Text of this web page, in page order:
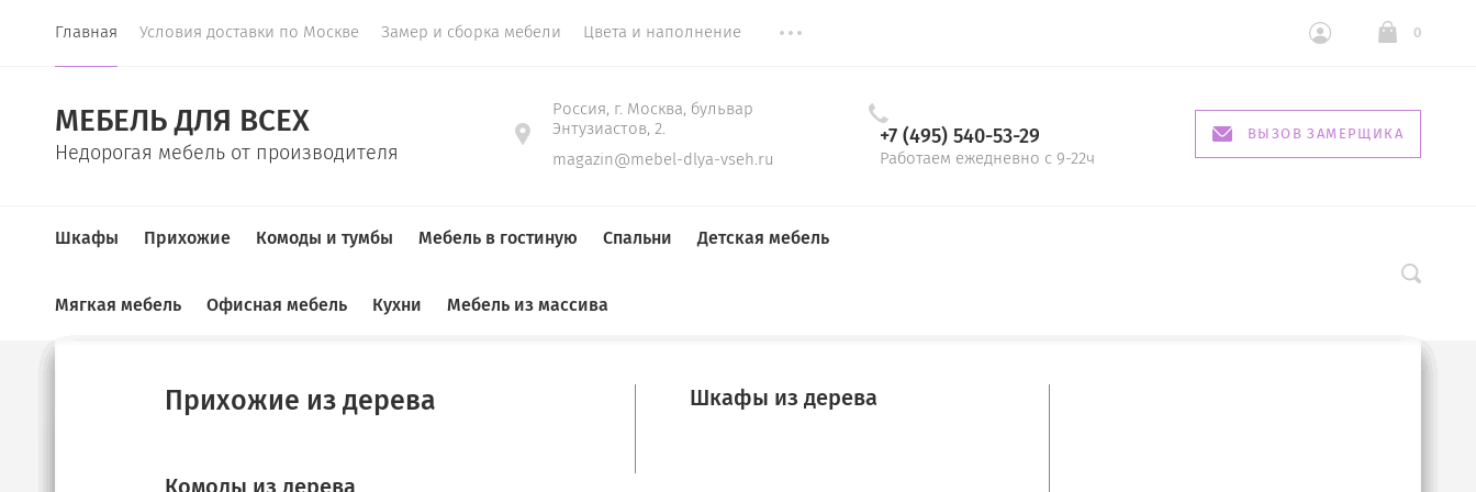
Главная Условия доставки по Москве Замер и сборка мебели Цвета и наполнение 0
МЕБЕЛЬ ДЛЯ ВСЕХ
Недорогая мебель от производителя
Россия, г. Москва, бульвар
Энтузиастов, 2.
magazin@mebel-dlya-vseh.ru
+7 (495) 540-53-29
Работаем ежедневно с 9-22ч
ВЫЗОВ ЗАМЕРЩИКА
Шкафы
Купе Гардеробные
Прихожие
Прихожие До 1,5 м
Угловые прихожие
Комоды и тумбы
Комоды Тумбы для обуви
Тумбы под ТВ
Мебель в гостиную
ТВ-тумбы Стенки
Шкафы для книг
Спальни
Спальные гарнитуры Кровати
Детская мебель
Детские Кровати в детскую
Диваны в детскую
Мягкая мебель
Детские диваны Прямые диваны
Угловые диваны
Офисная мебель
Шкафы для документов Столы
Кухни
Кухонные гарнитуры Столы на кухню
Диваны на кухню
Мебель из массива
Прихожие из дерева Шкафы из дерева
Комоды из дерева